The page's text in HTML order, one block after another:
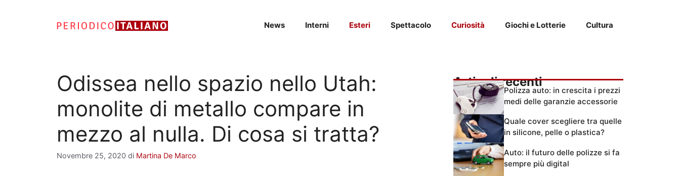
News Interni Esteri Spettacolo Curiosità Giochi e Lotterie Cultura
Odissea nello spazio nello Utah:
monolite di metallo compare in
mezzo al nulla. Di cosa si tratta?
Novembre 25, 2020 di Martina De Marco
Articoli recenti
Polizza auto: in crescita i prezzi
medi delle garanzie accessorie
Quale cover scegliere tra quelle
in silicone, pelle o plastica?
Auto: il futuro delle polizze si fa
sempre più digital